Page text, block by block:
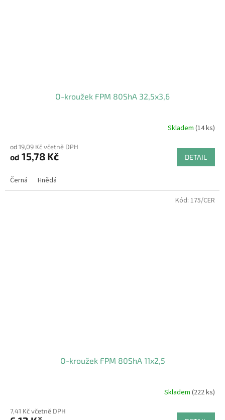
O-kroužek FPM 80ShA 32,5x3,6
Skladem (14 ks)
od 19,09 Kč včetně DPH
od 15,78 Kč DETAIL
Černá Hnědá
O-kroužek FPM 80ShA 11x2,5
Skladem (222 ks)
7,41 Kč včetně DPH
Kód: 175/CER